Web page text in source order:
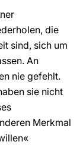
die
sind, sich um
An
nie gefehlt.
sie nicht
Merkmal